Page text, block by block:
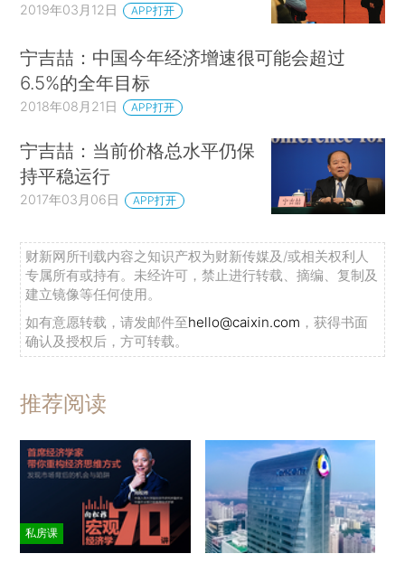
2019年03月12日 APP打开
宁吉喆：中国今年经济增速很可能会超过
6.5%的全年目标
2018年08月21日 APP打开
宁吉喆：当前价格总水平仍保
持平稳运行
2017年03月06日 APP打开
财新网所刊载内容之知识产权为财新传媒及/或相关权利人
专属所有或持有。未经许可，禁止进行转载、摘编、复制及
建立镜像等任何使用。
如有意愿转载，请发邮件至hello@caixin.com ，获得书面
确认及授权后，方可转载。
推荐阅读
私房课